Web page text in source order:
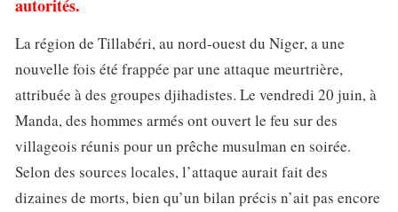
autorités.
La région de Tillabéri, au nord-ouest du Niger, a une
nouvelle fois été frappée par une attaque meurtrière,
attribuée à des groupes djihadistes. Le vendredi 20 juin, à
Manda, des hommes armés ont ouvert le feu sur des
villageois réunis pour un prêche musulman en soirée.
Selon des sources locales, l’attaque aurait fait des
dizaines de morts, bien qu’un bilan précis n’ait pas encore